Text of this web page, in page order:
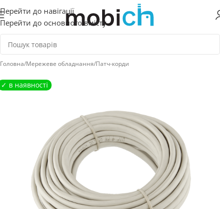
Перейти до навігації
Перейти до основного вмісту
Головна/Мережеве обладнання/Патч-корди